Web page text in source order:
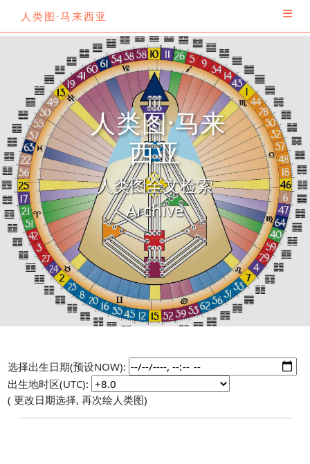
人类图·马来西亚
人类图·马来
西亚
人类图全文检索
Archive
选择出生日期(预设NOW):
出生地时区(UTC):
( 更改日期选择, 再次绘人类图)